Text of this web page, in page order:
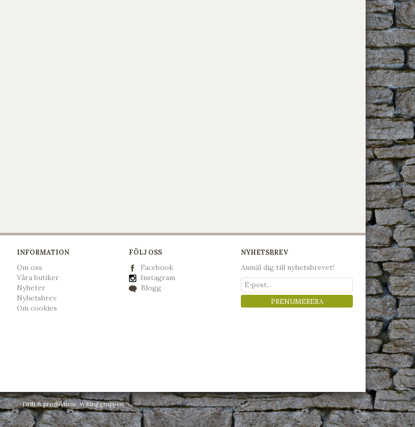
INFORMATION
Om oss
Våra butiker
Nyheter
Nyhetsbrev
Om cookies
FÖLJ OSS
Facebook
Instagram
Blogg
NYHETSBREV
Anmäl dig till nyhetsbrevet!
PRENUMERERA
Drift & produktion:Wikinggruppen